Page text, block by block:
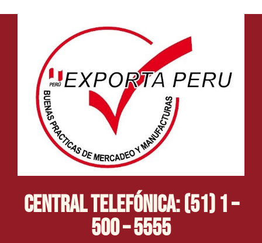
Central Telefónica: (51) 1 –
500 – 5555